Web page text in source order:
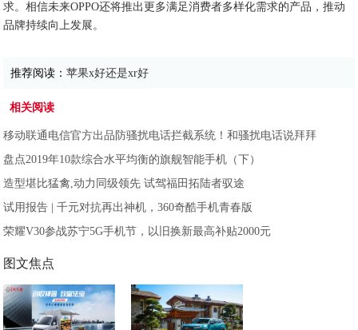
求。相信未来OPPO还将推出更多满足消费者多样化需求的产品，推动
品牌持续向上发展。
推荐阅读：苹果x好还是xr好
相关阅读
移动联通电信官方出品防骚扰电话拦截系统！和骚扰电话说拜拜
盘点2019年10款综合水平均衡的旗舰智能手机（下）
造型堪比猛禽,动力同级领先 试驾福田拓陆者驭途
试用报告 | 千元对抗再出神机，360奇酷手机青春版
荣耀V30参战苏宁5G手机节，以旧换新最高补贴2000元
图文焦点